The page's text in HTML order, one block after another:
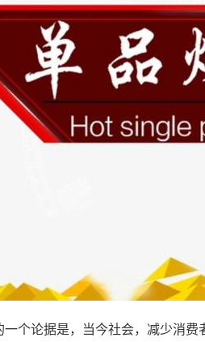
一个论据是，当今社会，减少消